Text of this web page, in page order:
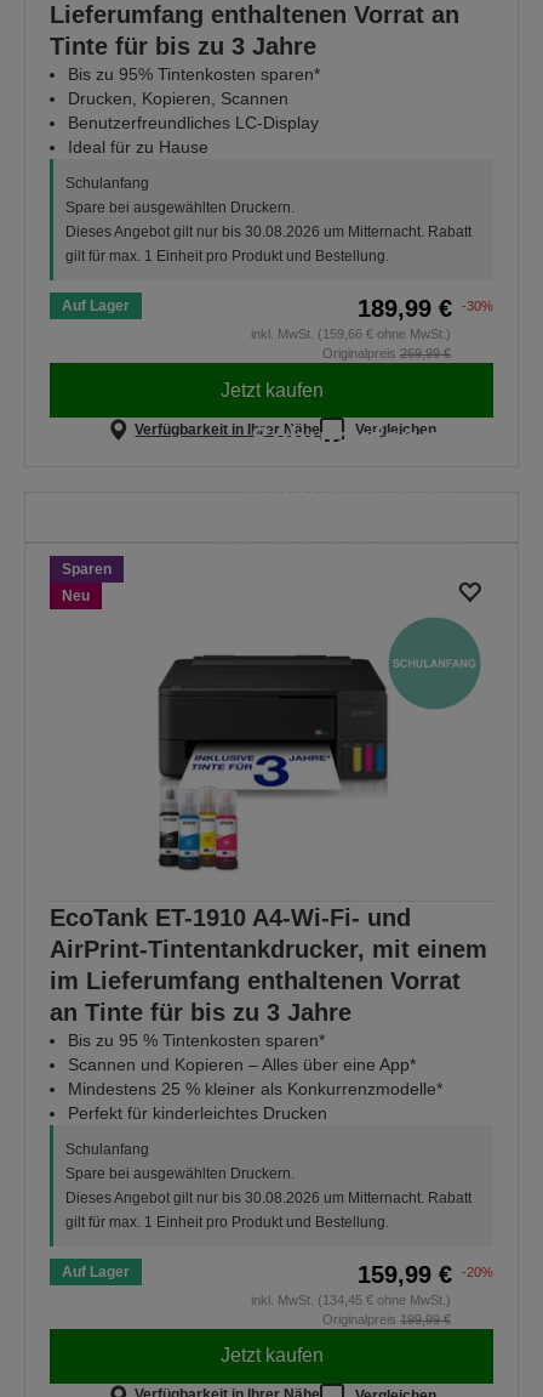
Lieferumfang enthaltenen Vorrat an
Tinte für bis zu 3 Jahre
Bis zu 95% Tintenkosten sparen*
Drucken, Kopieren, Scannen
Benutzerfreundliches LC-Display
Ideal für zu Hause
Schulanfang
Spare bei ausgewählten Druckern.
Dieses Angebot gilt nur bis 30.08.2026 um Mitternacht. Rabatt
gilt für max. 1 Einheit pro Produkt und Bestellung.
Auf Lager 189,99 €
-30%
inkl. MwSt. (159,66 € ohne MwSt.)
Originalpreis 269,99 €
Jetzt kaufen
Verfügbarkeit in Ihrer Nähe Vergleichen
Schulanfang
Sparen
Neu
EcoTank ET-1910 A4-Wi-Fi- und
AirPrint-Tintentankdrucker, mit einem
im Lieferumfang enthaltenen Vorrat
an Tinte für bis zu 3 Jahre
Bis zu 95 % Tintenkosten sparen*
Scannen und Kopieren – Alles über eine App*
Mindestens 25 % kleiner als Konkurrenzmodelle*
Perfekt für kinderleichtes Drucken
Schulanfang
Spare bei ausgewählten Druckern.
Dieses Angebot gilt nur bis 30.08.2026 um Mitternacht. Rabatt
gilt für max. 1 Einheit pro Produkt und Bestellung.
Auf Lager 159,99 €
-20%
inkl. MwSt. (134,45 € ohne MwSt.)
Originalpreis 199,99 €
Jetzt kaufen